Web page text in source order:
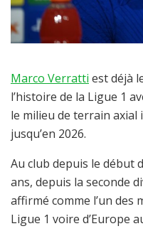
Marco Verratti est déjà
l’histoire de la Ligue 1
le milieu de terrain
jusqu’en 2026.
Au club depuis le début
ans, depuis la seconde
affirmé comme l’un des
Ligue 1 voire d’Europe